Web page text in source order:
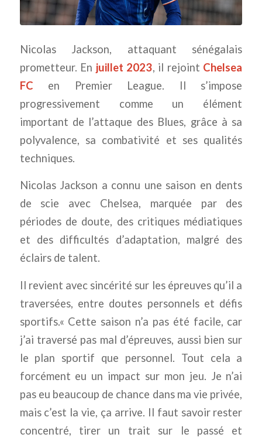
Nicolas Jackson, attaquant sénégalais
prometteur. En juillet 2023, il rejoint Chelsea
FC en Premier League. Il s’impose
progressivement comme un élément
important de l’attaque des Blues, grâce à sa
polyvalence, sa combativité et ses qualités
techniques.
Nicolas Jackson a connu une saison en dents
de scie avec Chelsea, marquée par des
périodes de doute, des critiques médiatiques
et des difficultés d’adaptation, malgré des
éclairs de talent.
Il revient avec sincérité sur les épreuves qu’il a
traversées, entre doutes personnels et défis
sportifs.« Cette saison n’a pas été facile, car
j’ai traversé pas mal d’épreuves, aussi bien sur
le plan sportif que personnel. Tout cela a
forcément eu un impact sur mon jeu. Je n’ai
pas eu beaucoup de chance dans ma vie privée,
mais c’est la vie, ça arrive. Il faut savoir rester
concentré, tirer un trait sur le passé et